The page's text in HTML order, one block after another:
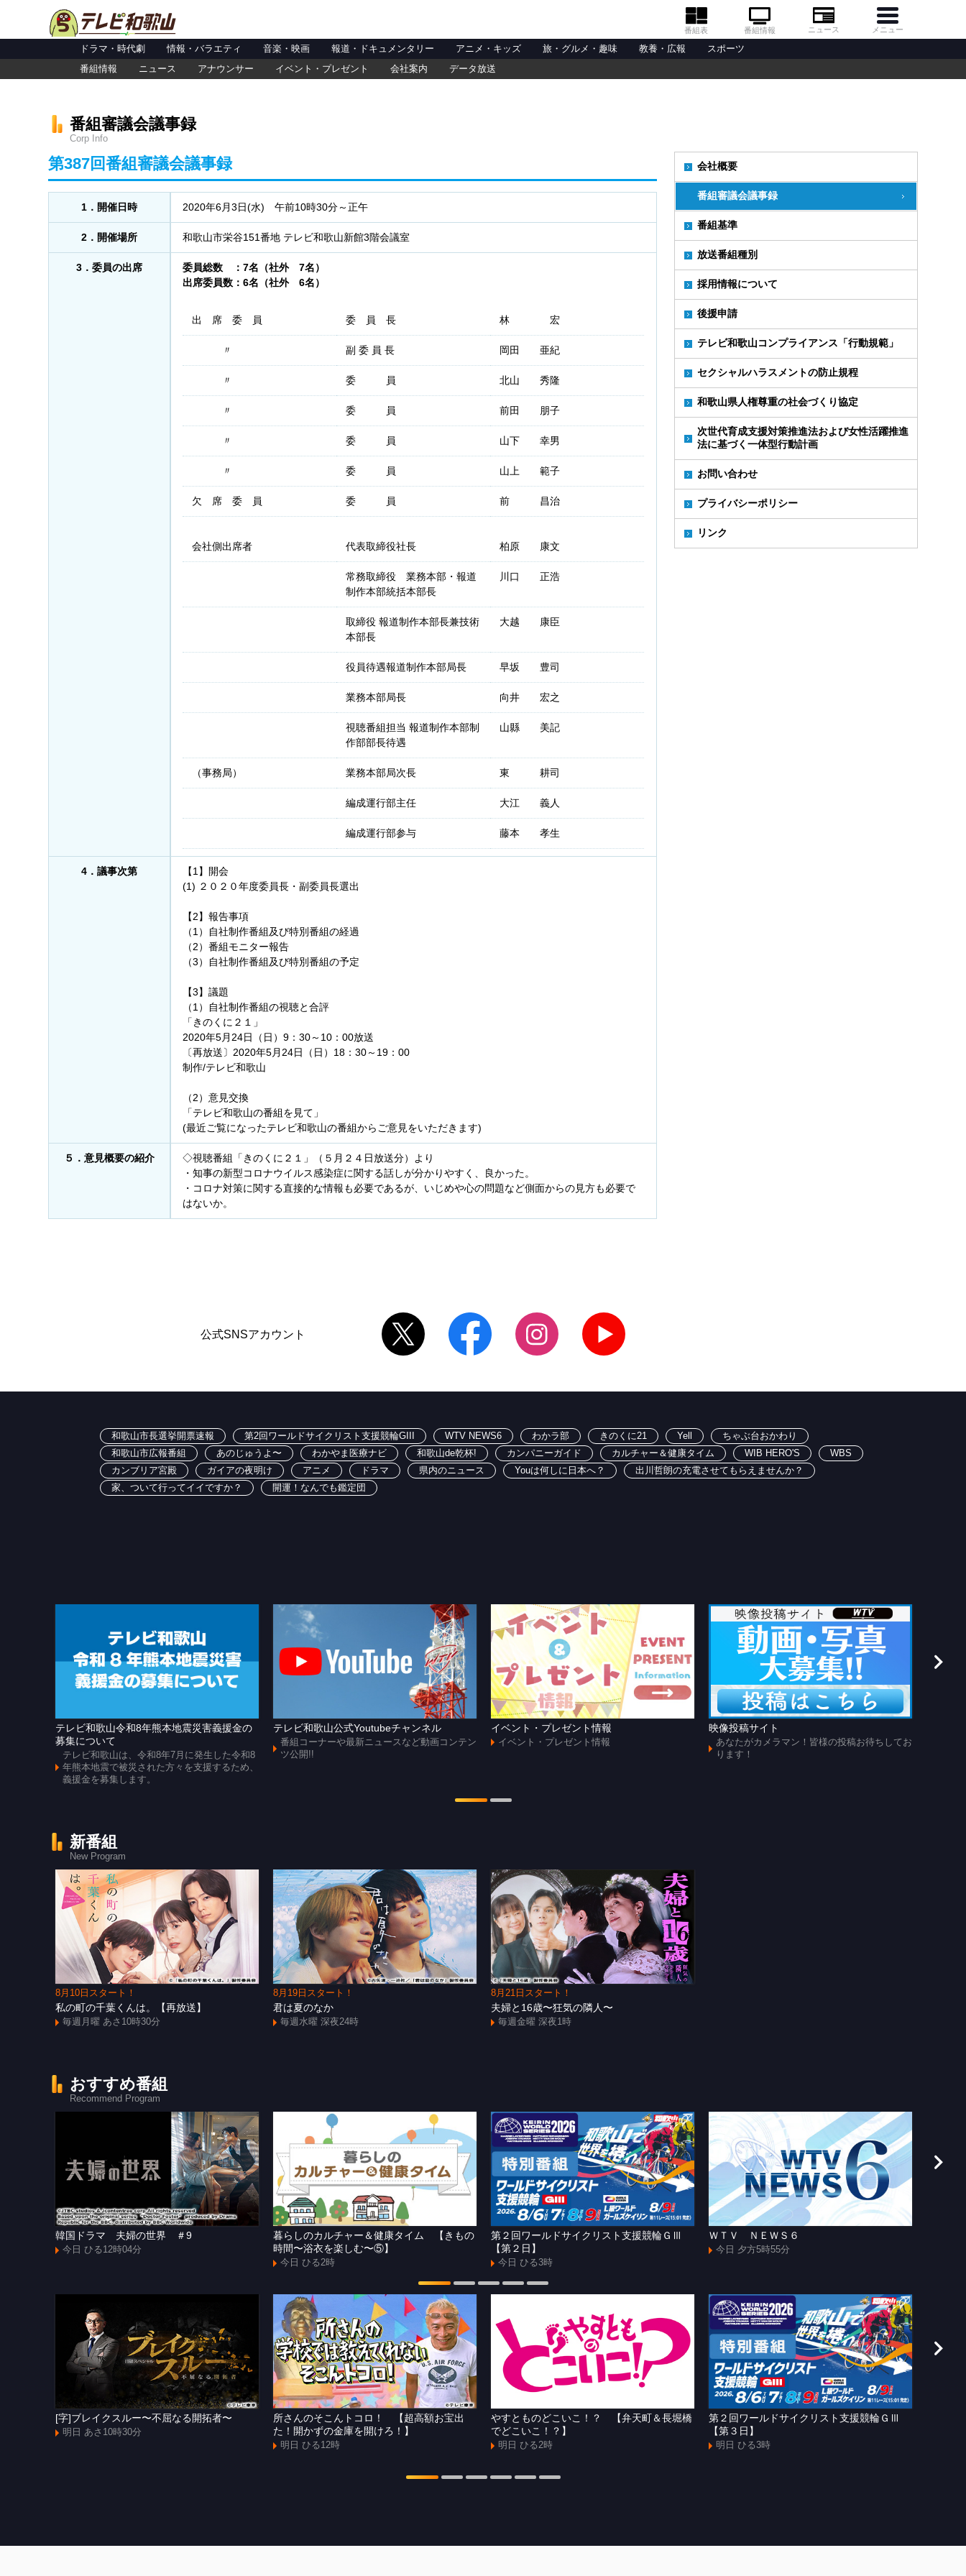
番組表 番組情報 ニュース メニュー
ドラマ・時代劇 情報・バラエティ 音楽・映画 報道・ドキュメンタリー アニメ・キッズ 旅・グルメ・趣味 教養・広報
スポーツ
番組情報
ニュース アナウンサー イベント・プレゼント 会社案内 データ放送
番組審議会議事録
Corp Info
第387回番組審議会議事録
1．開催日時 2020年6月3日(水) 午前10時30分～正午
2．開催場所 和歌山市栄谷151番地 テレビ和歌山新館3階会議室
3．委員の出席
委員総数 ：7名（社外 7名）
出席委員数：6名（社外 6名）
出 席 委 員 委 員 長 林 宏
〃 副 委 員 長 岡田 亜紀
〃 委 員 北山 秀隆
〃 委 員 前田 朋子
〃 委 員 山下 幸男
〃 委 員 山上 範子
欠 席 委 員 委 員 前 昌治
会社側出席者 代表取締役社長 柏原 康文
常務取締役 業務本部・報道
制作本部統括本部長
川口 正浩
取締役 報道制作本部長兼技術
本部長
大越 康臣
役員待遇報道制作本部局長 早坂 豊司
業務本部局長 向井 宏之
視聴番組担当 報道制作本部制
作部部長待遇
山縣 美記
（事務局） 業務本部局次長 東 耕司
編成運行部主任 大江 義人
編成運行部参与 藤本 孝生
4．議事次第
【1】開会
(1) ２０２０年度委員長・副委員長選出
【2】報告事項
（1）自社制作番組及び特別番組の経過
（2）番組モニター報告
（3）自社制作番組及び特別番組の予定
【3】議題
（1）自社制作番組の視聴と合評
「きのくに２１」
2020年5月24日（日）9：30～10：00放送
〔再放送〕2020年5月24日（日）18：30～19：00
制作/テレビ和歌山
（2）意見交換
「テレビ和歌山の番組を見て」
(最近ご覧になったテレビ和歌山の番組からご意見をいただきます)
５．意見概要の紹介
◇視聴番組「きのくに２１」（５月２４日放送分）より
・知事の新型コロナウイルス感染症に関する話しが分かりやすく、良かった。
・コロナ対策に関する直接的な情報も必要であるが、いじめや心の問題など側面からの見方も必要で
はないか。
会社概要
番組審議会議事録
番組基準
放送番組種別
採用情報について
後援申請
テレビ和歌山コンプライアンス「行動規範」
セクシャルハラスメントの防止規程
和歌山県人権尊重の社会づくり協定
次世代育成支援対策推進法および女性活躍推進
法に基づく一体型行動計画
お問い合わせ
プライバシーポリシー
リンク
公式SNSアカウント
和歌山市長選挙開票速報 第2回ワールドサイクリスト支援競輪GIII WTV NEWS6 わかラ部 きのくに21 Yell
ちゃぶ台おかわり
和歌山市広報番組
あのじゅうよ〜 わかやま医療ナビ 和歌山de乾杯! カンパニーガイド カルチャー＆健康タイム WIB HERO'S
WBS
カンブリア宮殿
ガイアの夜明け アニメ ドラマ 県内のニュース Youは何しに日本へ？
出川哲朗の充電させてもらえませんか？
家、ついて行ってイイですか？
開運！なんでも鑑定団
テレビ和歌山令和8年熊本地震災害義援金の
募集について
テレビ和歌山は、令和8年7月に発生した令和8
年熊本地震で被災された方々を支援するため、
義援金を募集します。
テレビ和歌山公式Youtubeチャンネル
番組コーナーや最新ニュースなど動画コンテン
ツ公開!!
イベント・プレゼント情報
イベント・プレゼント情報
映像投稿サイト
あなたがカメラマン！皆様の投稿お待ちしてお
ります！
新番組
New Program
8月10日スタート！
私の町の千葉くんは。【再放送】
毎週月曜 あさ10時30分
8月19日スタート！
君は夏のなか
毎週水曜 深夜24時
8月21日スタート！
夫婦と16歳〜狂気の隣人〜
毎週金曜 深夜1時
おすすめ番組
Recommend Program
韓国ドラマ 夫婦の世界 ＃9
今日 ひる12時04分
暮らしのカルチャー＆健康タイム 【きもの
時間〜浴衣を楽しむ〜⑤】
今日 ひる2時
第２回ワールドサイクリスト支援競輪ＧⅢ
【第２日】
今日 ひる3時
ＷＴＶ ＮＥＷＳ６
今日 夕方5時55分
[字]ブレイクスルー〜不屈なる開拓者〜
明日 あさ10時30分
所さんのそこんトコロ！ 【超高額お宝出
た！開かずの金庫を開けろ！】
明日 ひる12時
やすとものどこいこ！？ 【弁天町＆長堀橋
でどこいこ！？】
明日 ひる2時
第２回ワールドサイクリスト支援競輪ＧⅢ
【第３日】
明日 ひる3時